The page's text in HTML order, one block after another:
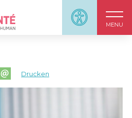
Panneau
MENU
santé, by HôpitauxRobert
Facebook teilen
auf Twitter teilen
Seite auf LinkedIn teilen
Partager cette page sur email
Drucken